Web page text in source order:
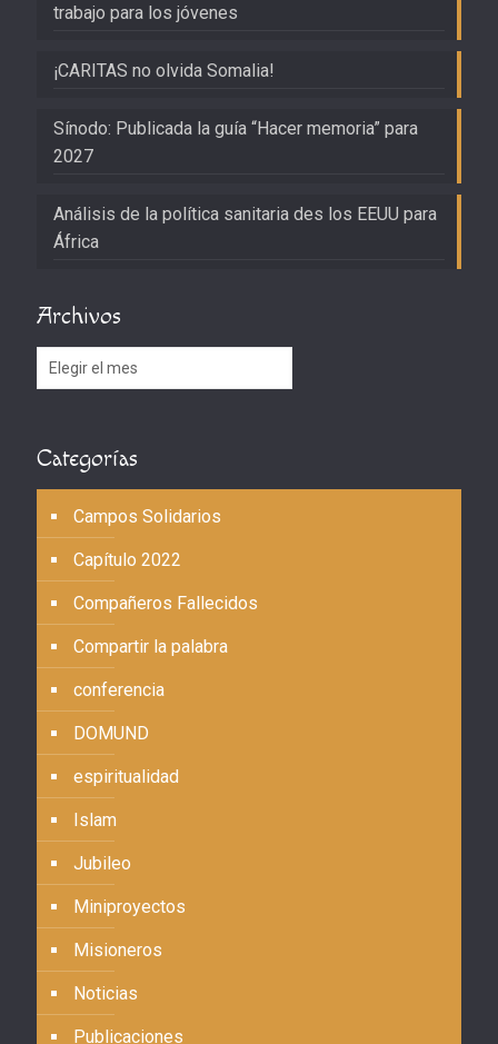
trabajo para los jóvenes
¡CARITAS no olvida Somalia!
Sínodo: Publicada la guía “Hacer memoria” para
2027
Análisis de la política sanitaria des los EEUU para
África
Archivos
Archivos
Categorías
Campos Solidarios
Capítulo 2022
Compañeros Fallecidos
Compartir la palabra
conferencia
DOMUND
espiritualidad
Islam
Jubileo
Miniproyectos
Misioneros
Noticias
Publicaciones